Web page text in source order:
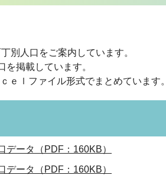
別人口をご案内しています。
掲載しています。
ｌファイル形式でまとめています。
データ（PDF：160KB）
データ（PDF：160KB）